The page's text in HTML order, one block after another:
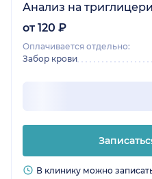
Анализ на
от 120 ₽
Оплачивается отдельно:
Забор крови
В клинику можно